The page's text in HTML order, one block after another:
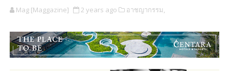
Mag [Maggazine] 2 years ago อาชญากรรม,